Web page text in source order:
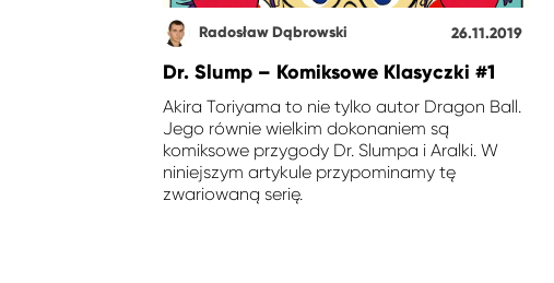
Radosław Dąbrowski 26.11.2019
Dr. Slump – Komiksowe Klasyczki #1
Akira Toriyama to nie tylko autor Dragon Ball.
Jego równie wielkim dokonaniem są
komiksowe przygody Dr. Slumpa i Aralki. W
niniejszym artykule przypominamy tę
zwariowaną serię.